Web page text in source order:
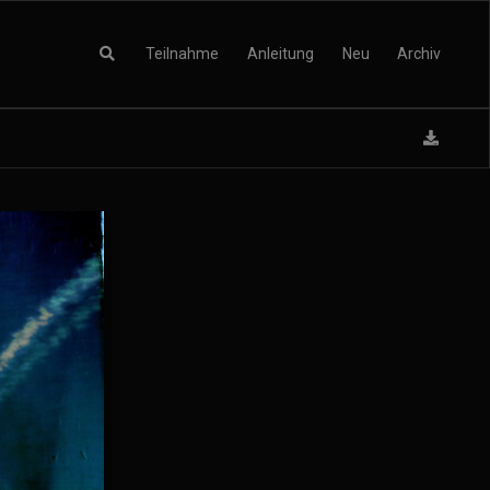
Teilnahme Anleitung Neu Archiv